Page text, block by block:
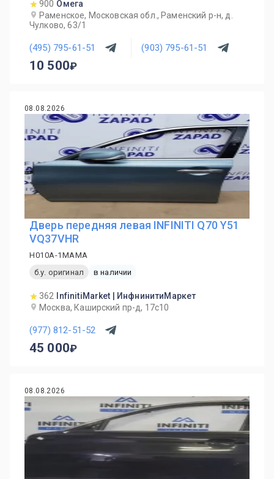
900 Омега
Раменское, Московская обл., Раменский р-н, д.
Чулково, 63/1
(495) 795-61-51 (903) 795-61-51
10 500
08.08.2026
Дверь передняя левая INFINITI Q70 Y51
VQ37VHR
H010A-1MAMA
б.у. оригинал
в наличии
362
InfinitiMarket | ИнфнинитиМаркет
Москва, Каширский пр-д, 17с10
(977) 812-51-52
45 000
08.08.2026